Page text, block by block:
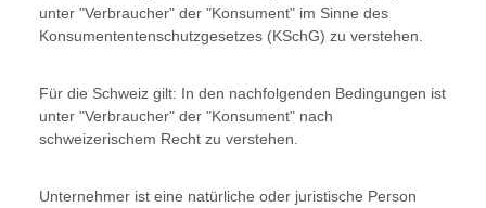
unter "Verbraucher" der "Konsument" im Sinne des
Konsumententenschutzgesetzes (KSchG) zu verstehen.
Für die Schweiz gilt: In den nachfolgenden Bedingungen ist
unter "Verbraucher" der "Konsument" nach
schweizerischem Recht zu verstehen.
Unternehmer ist eine natürliche oder juristische Person